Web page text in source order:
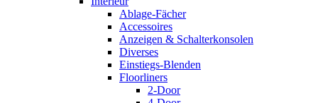
Ablage-Fächer
Accessoires
Anzeigen & Schalterkonsolen
Diverses
Einstiegs-Blenden
Floorliners
2-Door